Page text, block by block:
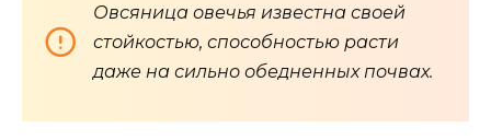
Овсяница овечья известна своей
стойкостью, способностью расти
даже на сильно обедненных почвах.